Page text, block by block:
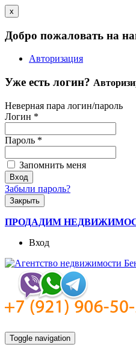
x
Добро пожаловать на
Авторизация
Уже есть логин?
Неверная пара логин/пароль
Логин *
Пароль *
Запомнить меня
Забыли пароль?
Закрыть
ПРОДАДИМ
Вход
Toggle navigation